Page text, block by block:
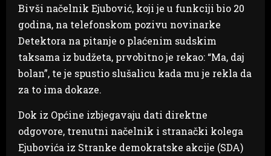
Bivši načelnik Ejubović, koji je u funkciji bio 20
godina, na telefonskom pozivu novinarke
Detektora na pitanje o plaćenim sudskim
taksama iz budžeta, prvobitno je rekao: “Ma, daj
bolan”, te je spustio slušalicu kada mu je rekla da
za to ima dokaze.
Dok iz Općine izbjegavaju dati direktne
odgovore, trenutni načelnik i stranački kolega
Ejubovića iz Stranke demokratske akcije (SDA)